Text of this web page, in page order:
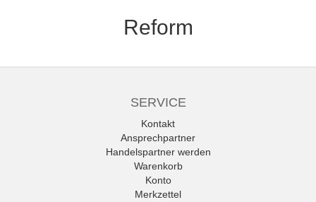
Reform
SERVICE
Kontakt
Ansprechpartner
Handelspartner werden
Warenkorb
Konto
Merkzettel